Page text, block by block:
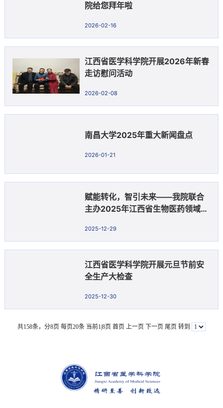
院给您拜年啦
2026-02-16
江西省医学科学院开展2026年新春
走访慰问活动
2026-02-08
南昌大学2025年重大新闻盘点
2026-01-21
赋能转化，智引未来——我院联合
主办2025年江西省生物医药领域技
2025-12-29
江西省医学科学院开展元旦节前安
全生产大检查
2025-12-30
共158条，分8页 每页20条 当前1|8页 首页 上一页 下一页 尾页转到